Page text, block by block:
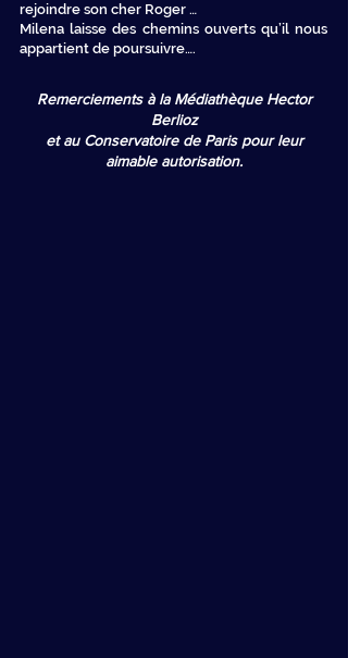
rejoindre son cher Roger …
Milena laisse des chemins ouverts qu’il nous
appartient de poursuivre….
Remerciements à la Médiathèque Hector
Berlioz
et au Conservatoire de Paris pour leur
aimable autorisation.